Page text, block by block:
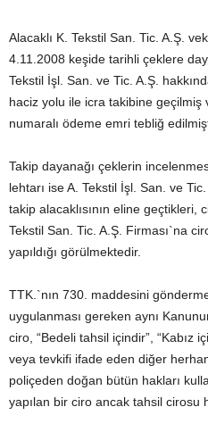
Alacaklı K. Tekstil San. Tic. A.Ş.
4.11.2008 keşide tarihli çeklere
Tekstil İşl. San. ve Tic. A.Ş.
haciz yolu ile icra takibine geçilmiş
numaralı ödeme emri tebliğ
Takip dayanağı çeklerin
lehtarı ise A. Tekstil İşl. San. ve
takip alacaklısının eline geçtikleri,
Tekstil San. Tic. A.Ş. Firması`na
yapıldığı görülmektedir.
TTK.`nın 730. maddesini
uygulanması gereken aynı
ciro, “Bedeli tahsil içindir”, “Kabız
veya tevkifi ifade eden diğer
poliçeden doğan bütün hakları
yapılan bir ciro ancak tahsil cirosu